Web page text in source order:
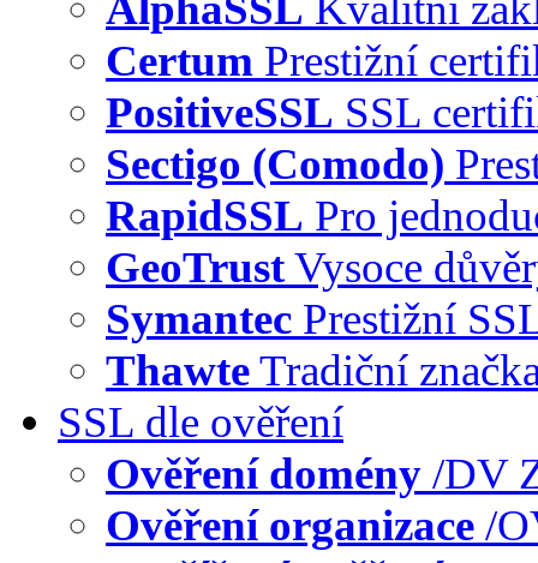
Certum Prestižní
PositiveSSL SSL
Sectigo (Comodo)
RapidSSL Pro
GeoTrustVysoce
Symantec Prestižní
ThawteTradiční
SSL dle ověření
Ověření domény /DV
Ověření organizace /